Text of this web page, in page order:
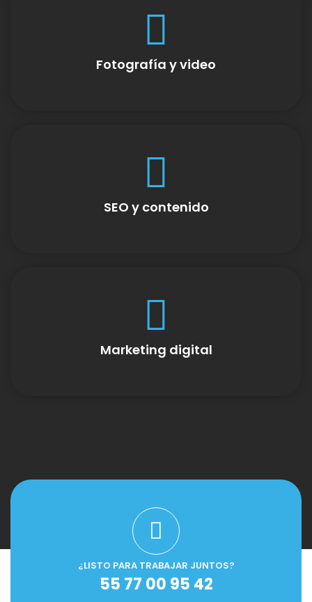
Fotografía y video
SEO y contenido
Marketing digital
¿LISTO PARA TRABAJAR JUNTOS?
55 77 00 95 42